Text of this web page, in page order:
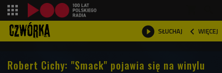
 SŁUCHAJ  WIĘCEJ

Robert Cichy: "Smack" pojawia się na winylu